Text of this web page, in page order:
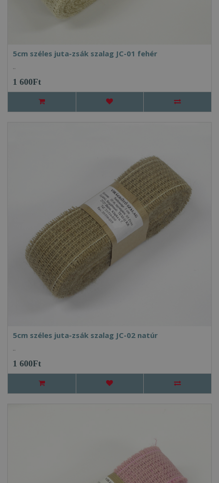
5cm széles juta-zsák szalag JC-01 fehér
..
1 600Ft
5cm széles juta-zsák szalag JC-02 natúr
..
1 600Ft